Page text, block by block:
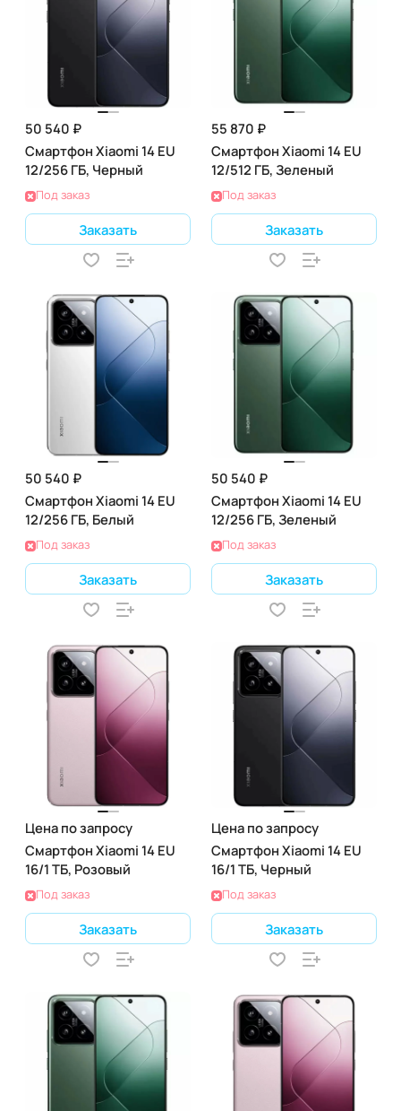
50 540 ₽
Смартфон Xiaomi 14 EU
12/256 ГБ, Черный
Под заказ
Заказать
55 870 ₽
Смартфон Xiaomi 14 EU
12/512 ГБ, Зеленый
Под заказ
Заказать
50 540 ₽
Смартфон Xiaomi 14 EU
12/256 ГБ, Белый
Под заказ
Заказать
50 540 ₽
Смартфон Xiaomi 14 EU
12/256 ГБ, Зеленый
Под заказ
Заказать
Цена по запросу
Смартфон Xiaomi 14 EU
16/1 ТБ, Розовый
Под заказ
Заказать
Цена по запросу
Смартфон Xiaomi 14 EU
16/1 ТБ, Черный
Под заказ
Заказать